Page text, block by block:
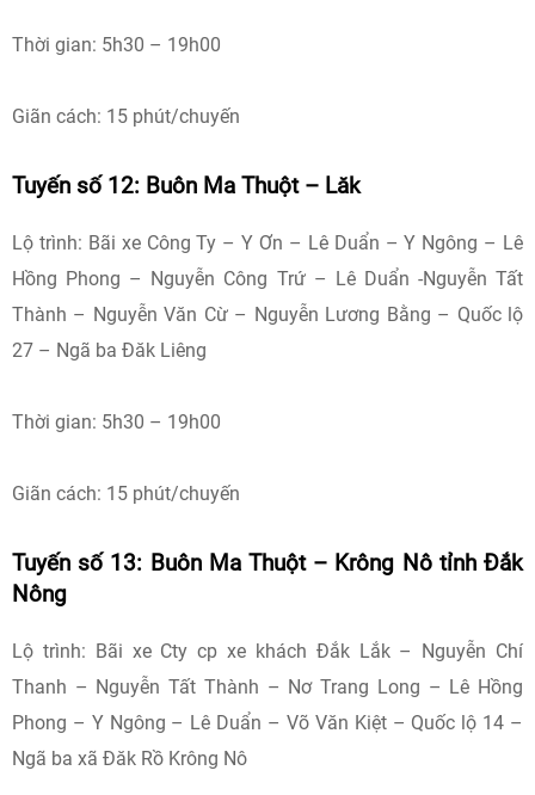
Thời gian: 5h30 – 19h00
Giãn cách: 15 phút/chuyến
Tuyến số 12: Buôn Ma Thuột – Lăk
Lộ trình: Bãi xe Công Ty – Y Ơn – Lê Duẩn – Y Ngông – Lê
Hồng Phong – Nguyễn Công Trứ – Lê Duẩn -Nguyễn Tất
Thành – Nguyễn Văn Cừ – Nguyễn Lương Bằng – Quốc lộ
27 – Ngã ba Đăk Liêng
Thời gian: 5h30 – 19h00
Giãn cách: 15 phút/chuyến
Tuyến số 13: Buôn Ma Thuột – Krông Nô tỉnh Đắk
Nông
Lộ trình: Bãi xe Cty cp xe khách Đắk Lắk – Nguyễn Chí
Thanh – Nguyễn Tất Thành – Nơ Trang Long – Lê Hồng
Phong – Y Ngông – Lê Duẩn – Võ Văn Kiệt – Quốc lộ 14 –
Ngã ba xã Đăk Rồ Krông Nô